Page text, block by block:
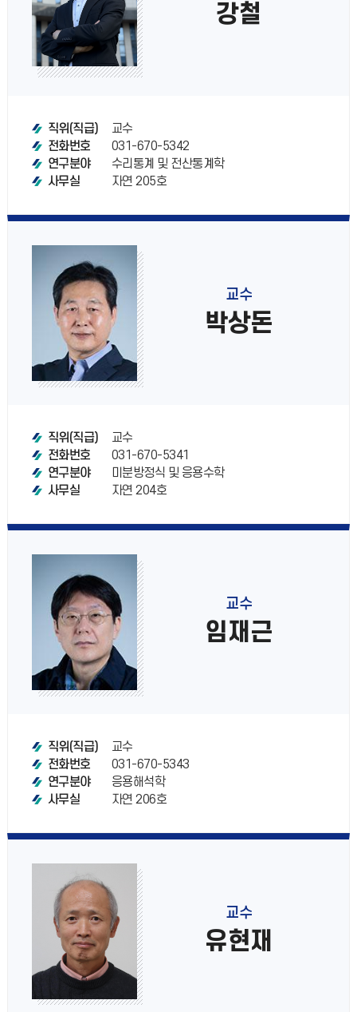
강철
직위(직급)
교수
전화번호
031-670-5342
연구분야
수리통계 및 전산통계학
사무실
자연 205호
교수
박상돈
직위(직급)
교수
전화번호
031-670-5341
연구분야
미분방정식 및 응용수학
사무실
자연 204호
교수
임재근
직위(직급)
교수
전화번호
031-670-5343
연구분야
응용해석학
사무실
자연 206호
교수
유현재